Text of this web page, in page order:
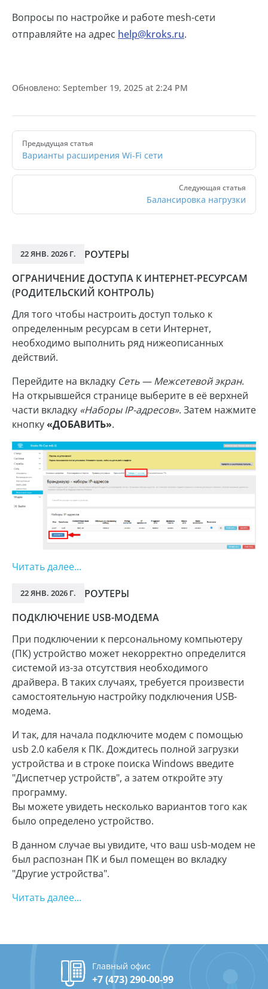
Вопросы по настройке и работе mesh-сети
отправляйте на адрес help@kroks.ru.
Обновлено: September 19, 2025 at 2:24 PM
PagerПредыдущая статья
Варианты расширения Wi-Fi сети
Следующая статья
Балансировка нагрузки
22 ЯНВ. 2026 Г.
РОУТЕРЫ
ОГРАНИЧЕНИЕ ДОСТУПА К ИНТЕРНЕТ-РЕСУРСАМ
(РОДИТЕЛЬСКИЙ КОНТРОЛЬ)
Для того чтобы настроить доступ только к
определенным ресурсам в сети Интернет,
необходимо выполнить ряд нижеописанных
действий.
Перейдите на вкладку Сеть — Межсетевой экран.
На открывшейся странице выберите в её верхней
части вкладку «Наборы IP-адресов». Затем нажмите
кнопку«ДОБАВИТЬ».
Читать далее...
22 ЯНВ. 2026 Г.
РОУТЕРЫ
ПОДКЛЮЧЕНИЕ USB-МОДЕМА
При подключении к персональному компьютеру
(ПК) устройство может некорректно определится
системой из-за отсутствия необходимого
драйвера. В таких случаях, требуется произвести
самостоятельную настройку подключения USB-
модема.
И так, для начала подключите модем с помощью
usb 2.0 кабеля к ПК. Дождитесь полной загрузки
устройства и в строке поиска Windows введите
"Диспетчер устройств", а затем откройте эту
программу.
Вы можете увидеть несколько вариантов того как
было определено устройство.
В данном случае вы увидите, что ваш usb-модем не
был распознан ПК и был помещен во вкладку
"Другие устройства".
Читать далее...
Главный офис
+7 (473) 290-00-99